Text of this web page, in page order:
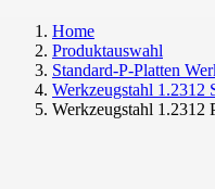
Home
Produktauswahl
Standard-P-Platten
Werkzeugstahl 1.2312
Werkzeugstahl 1.2312